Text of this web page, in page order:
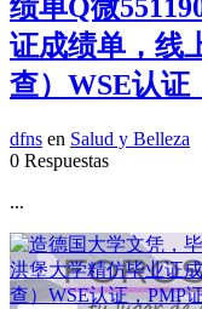
绩单Q微
证成绩单，线
查）WSE认证
dfns en Salud y Belleza
0 Respuestas
...